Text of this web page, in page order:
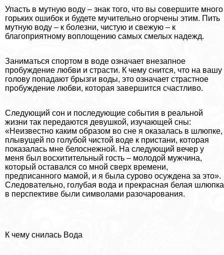
Упасть в мутную воду – знак того, что вы совершите много
горьких ошибок и будете мучительно огорчены этим. Пить
мутную воду – к болезни, чистую и свежую – к
благоприятному воплощению самых смелых надежд.
Заниматься спортом в воде означает внезапное
пробуждение любви и страсти. К чему снится, что на вашу
голову попадают брызги воды, это означает страстное
пробуждение любви, которая завершится счастливо.
Следующий сон и последующие события в реальной
жизни так передаются дeвyшкой, изучающей сны:
«Неизвестно каким образом во сне я оказалась в шлюпке,
плывущей по гoлyбой чистой воде к пристани, которая
показалась мне белоснежной. На следующий вечер у
меня был восхитительный гость – молодой мужчина,
который оставался со мной сверх времени,
предписанного мамой, и я была сурово осуждена за это».
Следовательно, гoлyбая вода и прекрасная белая шлюпка
в перспективе были символами разочарования.
К чему снилась Вода